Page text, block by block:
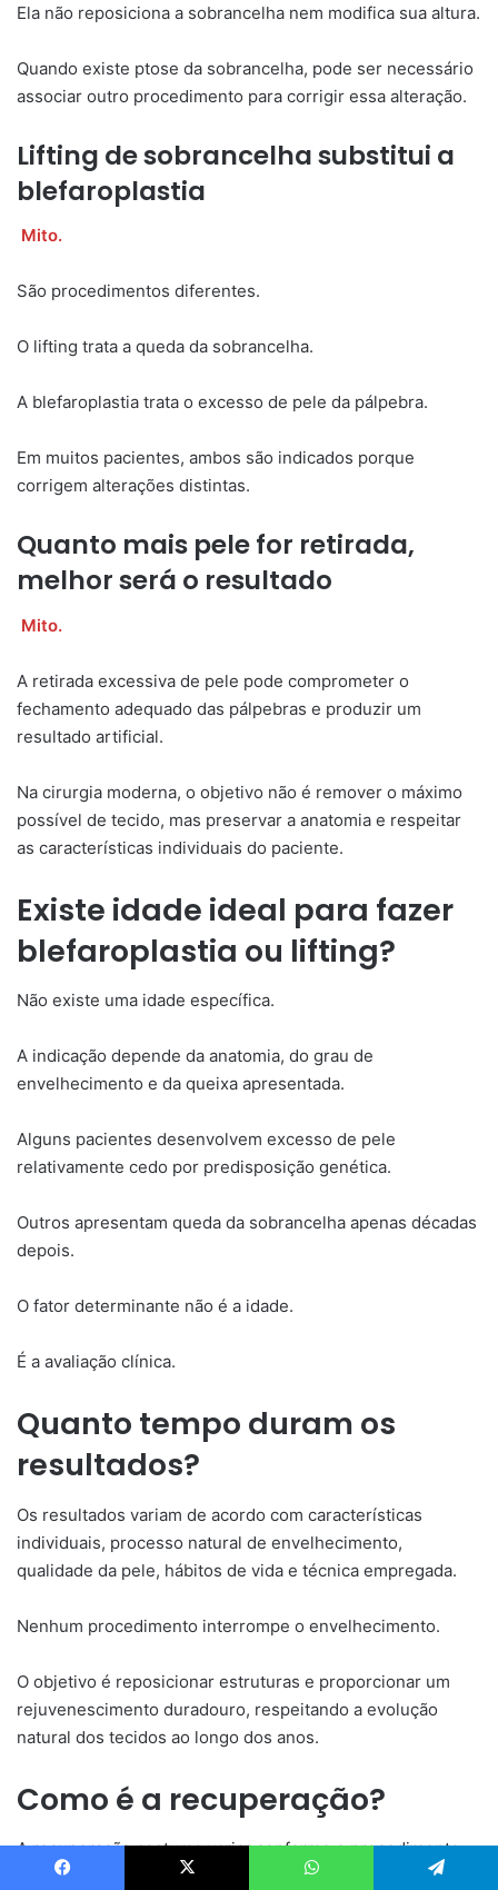
Ela não reposiciona a sobrancelha nem modifica sua altura.
Quando existe ptose da sobrancelha, pode ser necessário
associar outro procedimento para corrigir essa alteração.
Lifting de sobrancelha substitui a
blefaroplastia
Mito.
São procedimentos diferentes.
O lifting trata a queda da sobrancelha.
A blefaroplastia trata o excesso de pele da pálpebra.
Em muitos pacientes, ambos são indicados porque
corrigem alterações distintas.
Quanto mais pele for retirada,
melhor será o resultado
Mito.
A retirada excessiva de pele pode comprometer o
fechamento adequado das pálpebras e produzir um
resultado artificial.
Na cirurgia moderna, o objetivo não é remover o máximo
possível de tecido, mas preservar a anatomia e respeitar
as características individuais do paciente.
Existe idade ideal para fazer
blefaroplastia ou lifting?
Não existe uma idade específica.
A indicação depende da anatomia, do grau de
envelhecimento e da queixa apresentada.
Alguns pacientes desenvolvem excesso de pele
relativamente cedo por predisposição genética.
Outros apresentam queda da sobrancelha apenas décadas
depois.
O fator determinante não é a idade.
É a avaliação clínica.
Quanto tempo duram os
resultados?
Os resultados variam de acordo com características
individuais, processo natural de envelhecimento,
qualidade da pele, hábitos de vida e técnica empregada.
Nenhum procedimento interrompe o envelhecimento.
O objetivo é reposicionar estruturas e proporcionar um
rejuvenescimento duradouro, respeitando a evolução
natural dos tecidos ao longo dos anos.
Como é a recuperação?
A recuperação costuma variar conforme o procedimento
realizado.